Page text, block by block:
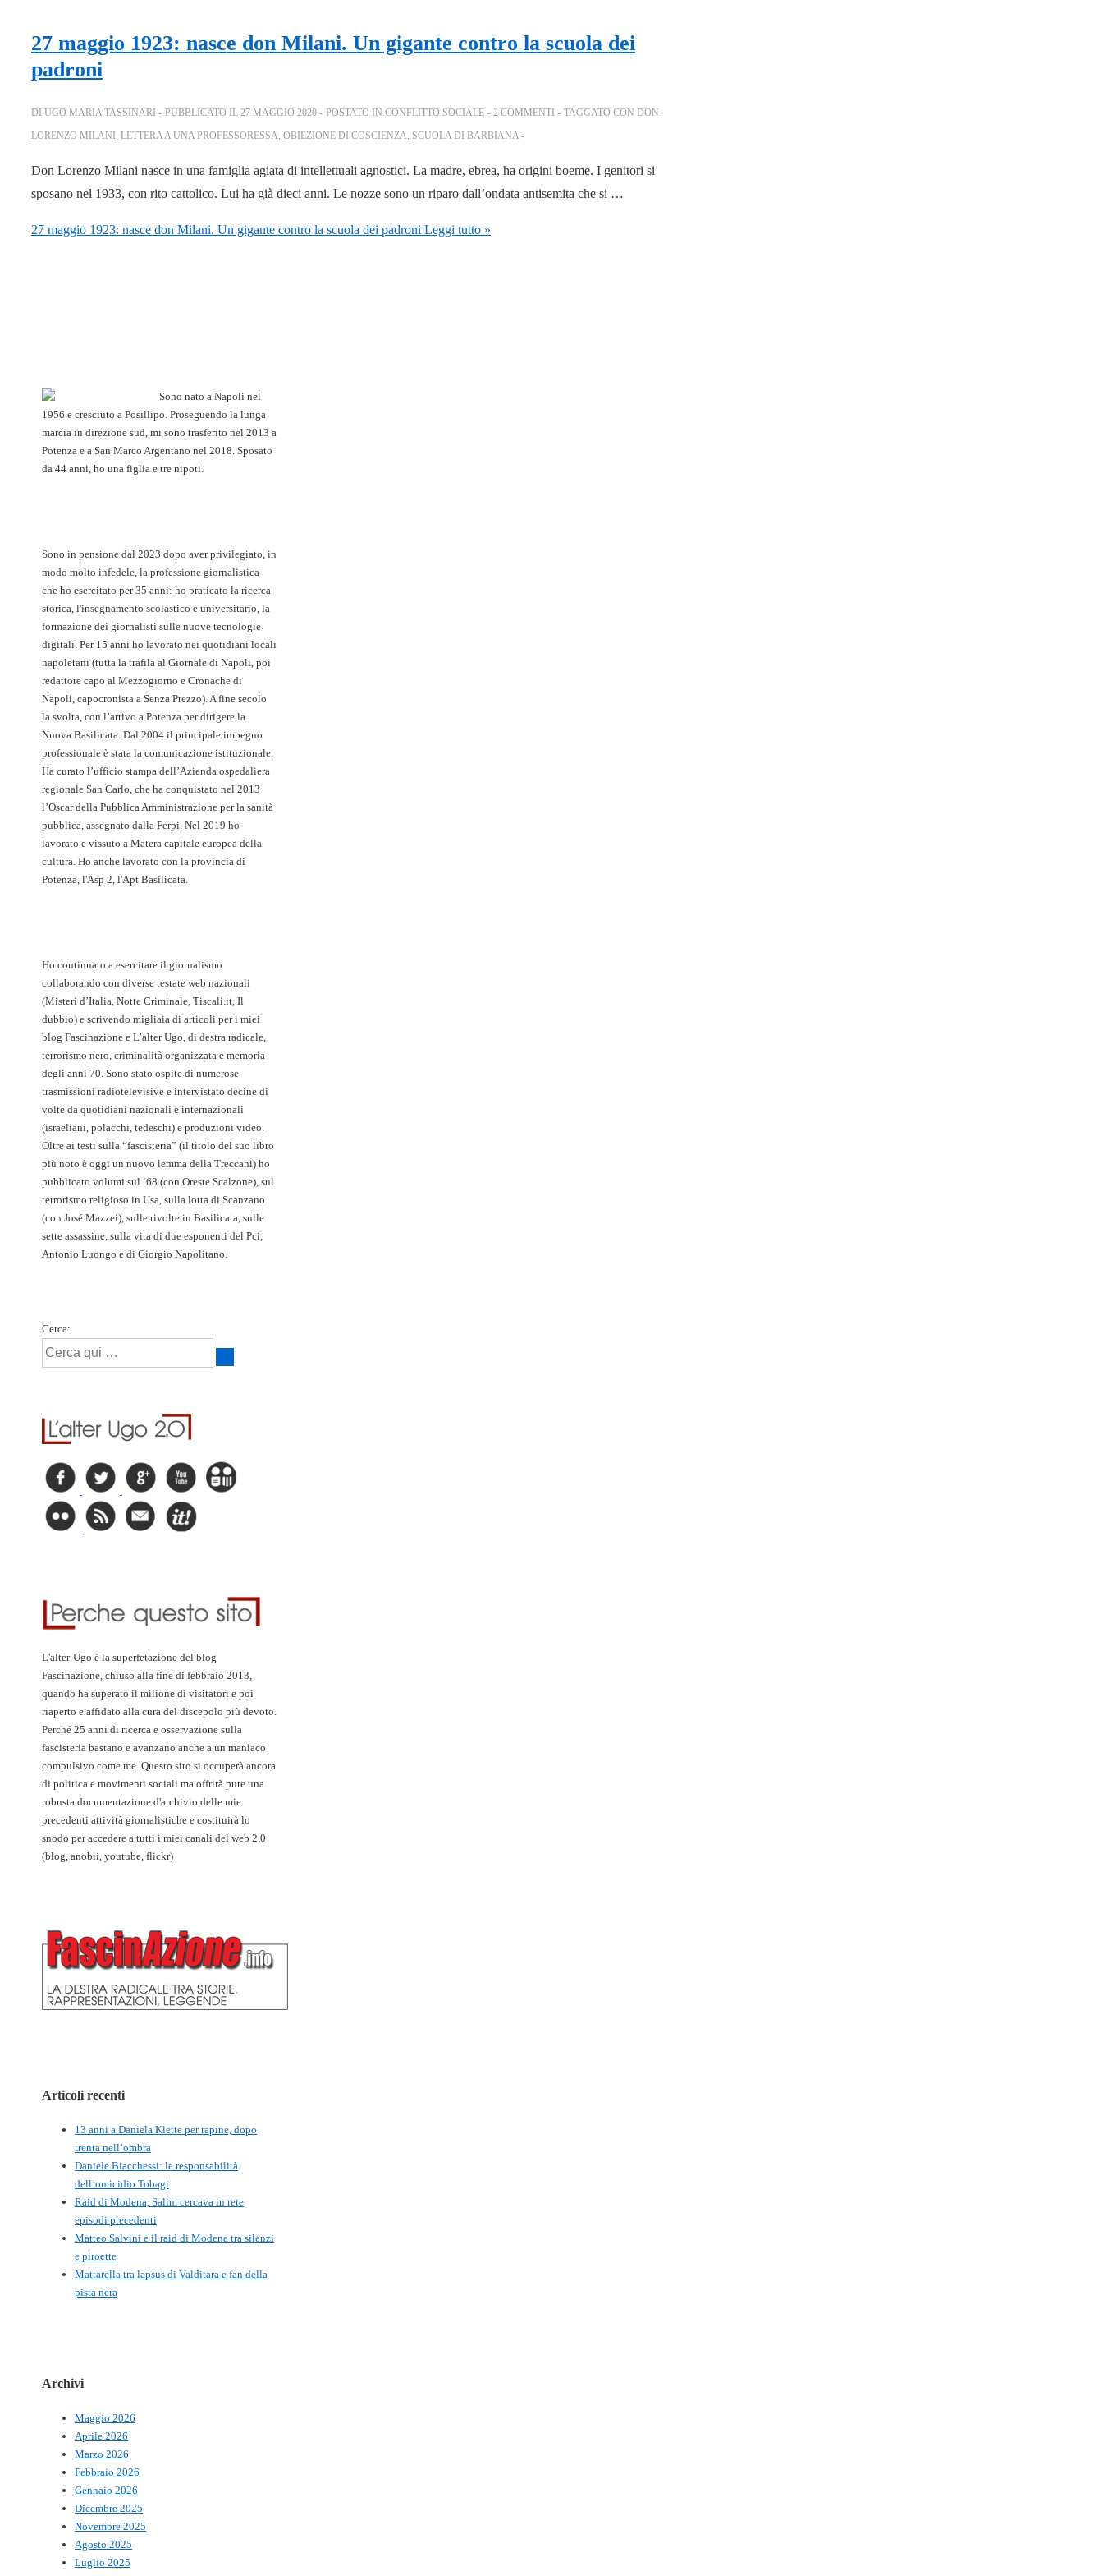
27 maggio 1923: nasce don Milani. Un gigante contro la scuola dei
padroni
DI UGO MARIA TASSINARI PUBBLICATO IL 27 MAGGIO 2020 POSTATO IN CONFLITTO SOCIALE 2 COMMENTI TAGGATO CON DON
LORENZO MILANI , LETTERA A UNA PROFESSORESSA, OBIEZIONE DI COSCIENZA, SCUOLA DI BARBIANA
Don Lorenzo Milani nasce in una famiglia agiata di intellettuali agnostici. La madre, ebrea, ha origini boeme. I genitori si
sposano nel 1933, con rito cattolico. Lui ha già dieci anni. Le nozze sono un riparo dall’ondata antisemita che si …
27 maggio 1923: nasce don Milani. Un gigante contro la scuola dei padroni Leggi tutto »
Sono nato a Napoli nel
1956 e cresciuto a Posillipo. Proseguendo la lunga
marcia in direzione sud, mi sono trasferito nel 2013 a
Potenza e a San Marco Argentano nel 2018. Sposato
da 44 anni, ho una figlia e tre nipoti.
Sono in pensione dal 2023 dopo aver privilegiato, in
modo molto infedele, la professione giornalistica
che ho esercitato per 35 anni: ho praticato la ricerca
storica, l'insegnamento scolastico e universitario, la
formazione dei giornalisti sulle nuove tecnologie
digitali. Per 15 anni ho lavorato nei quotidiani locali
napoletani (tutta la trafila al Giornale di Napoli, poi
redattore capo al Mezzogiorno e Cronache di
Napoli, capocronista a Senza Prezzo). A fine secolo
la svolta, con l’arrivo a Potenza per dirigere la
Nuova Basilicata. Dal 2004 il principale impegno
professionale è stata la comunicazione istituzionale.
Ha curato l’ufficio stampa dell’Azienda ospedaliera
regionale San Carlo, che ha conquistato nel 2013
l’Oscar della Pubblica Amministrazione per la sanità
pubblica, assegnato dalla Ferpi. Nel 2019 ho
lavorato e vissuto a Matera capitale europea della
cultura. Ho anche lavorato con la provincia di
Potenza, l'Asp 2, l'Apt Basilicata.
Ho continuato a esercitare il giornalismo
collaborando con diverse testate web nazionali
(Misteri d’Italia, Notte Criminale, Tiscali.it, Il
dubbio) e scrivendo migliaia di articoli per i miei
blog Fascinazione e L’alter Ugo, di destra radicale,
terrorismo nero, criminalità organizzata e memoria
degli anni 70. Sono stato ospite di numerose
trasmissioni radiotelevisive e intervistato decine di
volte da quotidiani nazionali e internazionali
(israeliani, polacchi, tedeschi) e produzioni video.
Oltre ai testi sulla “fascisteria” (il titolo del suo libro
più noto è oggi un nuovo lemma della Treccani) ho
pubblicato volumi sul ‘68 (con Oreste Scalzone), sul
terrorismo religioso in Usa, sulla lotta di Scanzano
(con José Mazzei), sulle rivolte in Basilicata, sulle
sette assassine, sulla vita di due esponenti del Pci,
Antonio Luongo e di Giorgio Napolitano.
Cerca:
L'alter-Ugo è la superfetazione del blog
Fascinazione, chiuso alla fine di febbraio 2013,
quando ha superato il milione di visitatori e poi
riaperto e affidato alla cura del discepolo più devoto.
Perché 25 anni di ricerca e osservazione sulla
fascisteria bastano e avanzano anche a un maniaco
compulsivo come me. Questo sito si occuperà ancora
di politica e movimenti sociali ma offrirà pure una
robusta documentazione d'archivio delle mie
precedenti attività giornalistiche e costituirà lo
snodo per accedere a tutti i miei canali del web 2.0
(blog, anobii, youtube, flickr)
Articoli recenti
13 anni a Daniela Klette per rapine, dopo
trenta nell’ombra
Daniele Biacchessi: le responsabilità
dell’omicidio Tobagi
Raid di Modena, Salim cercava in rete
episodi precedenti
Matteo Salvini e il raid di Modena tra silenzi
e piroette
Mattarella tra lapsus di Valditara e fan della
pista nera
Archivi
Maggio 2026
Aprile 2026
Marzo 2026
Febbraio 2026
Gennaio 2026
Dicembre 2025
Novembre 2025
Agosto 2025
Luglio 2025